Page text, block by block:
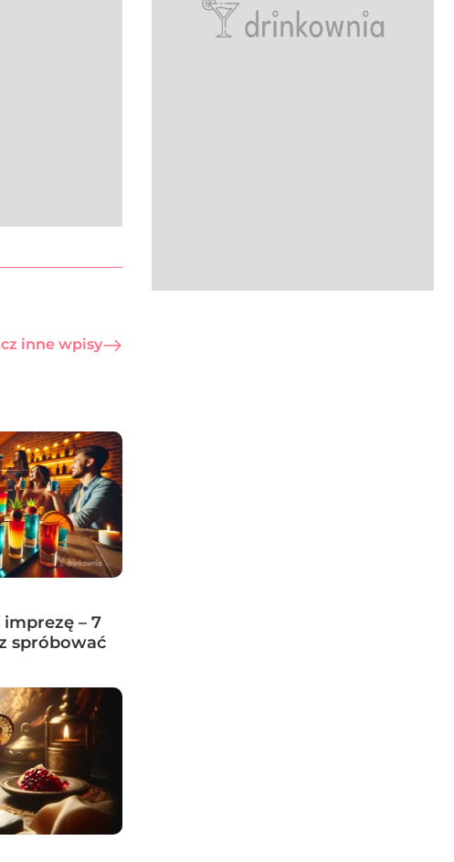
inne wpisy
– 7
spróbować